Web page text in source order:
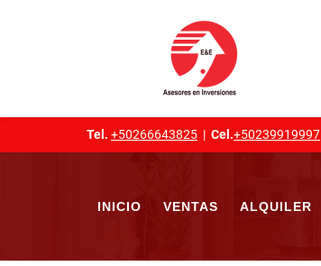
Tel. +50266643825 | Cel.+50239919997
INICIO VENTAS ALQUILER